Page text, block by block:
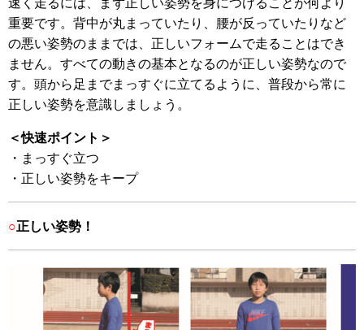
速く走るには、まず正しい姿勢を身につけることが何より
重要です。背中が丸まっていたり、腰が反っていたりなど
の悪い姿勢のままでは、正しいフォームで走ることはでき
ません。すべての動きの基本となるのが正しい姿勢なので
す。頭から足までまっすぐに立てるように、普段から常に
正しい姿勢を意識しましょう。
＜快速ポイント＞
・まっすぐ立つ
・正しい姿勢をキープ
○正しい姿勢！